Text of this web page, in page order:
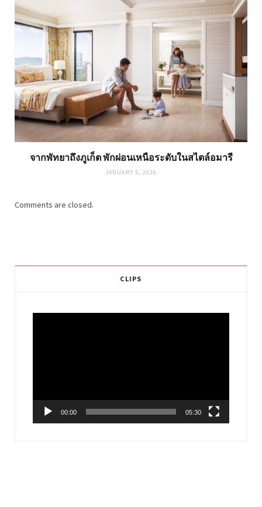
จากพัทยาถึงภูเก็ต พักผ่อนเหนือระดับในสไตล์อมารี
JANUARY 5, 2026
Comments are closed.
CLIPS
00:00 05:30